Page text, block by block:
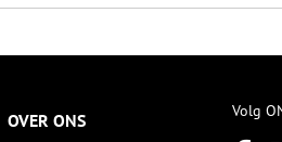
OVER ONS Volg